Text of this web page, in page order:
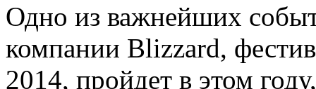
Одно из важнейших
компании Blizzard,
2014, пройдет в этом